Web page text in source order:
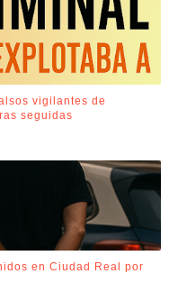
vigilantes de
seguidas
en Ciudad Real por